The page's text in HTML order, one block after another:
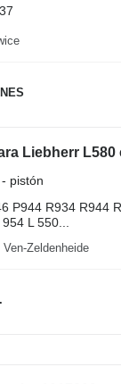
Liebherr
pistón
P944 R934 R944
L 550...
Zeldenheide